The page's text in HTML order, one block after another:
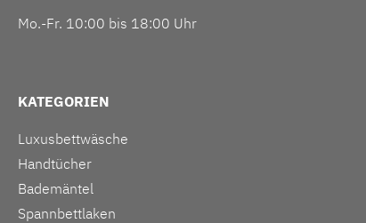
Mo.-Fr. 10:00 bis 18:00 Uhr
KATEGORIEN
Luxusbettwäsche
Handtücher
Bademäntel
Spannbettlaken